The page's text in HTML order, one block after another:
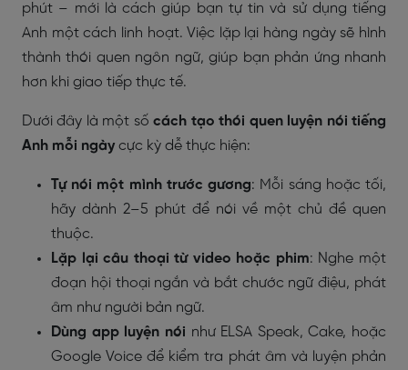
phút – mới là cách giúp bạn tự tin và sử dụng tiếng
Anh một cách linh hoạt. Việc lặp lại hàng ngày sẽ hình
thành thói quen ngôn ngữ, giúp bạn phản ứng nhanh
hơn khi giao tiếp thực tế.
Dưới đây là một sốcách tạo thói quen luyện nói tiếng
Anh mỗi ngày cực kỳ dễ thực hiện:
Tự nói một mình trước gương: Mỗi sáng hoặc tối,
hãy dành 2–5 phút để nói về một chủ đề quen
thuộc.
Lặp lại câu thoại từ video hoặc phim: Nghe một
đoạn hội thoại ngắn và bắt chước ngữ điệu, phát
âm như người bản ngữ.
Dùng app luyện nói như ELSA Speak, Cake, hoặc
Google Voice để kiểm tra phát âm và luyện phản